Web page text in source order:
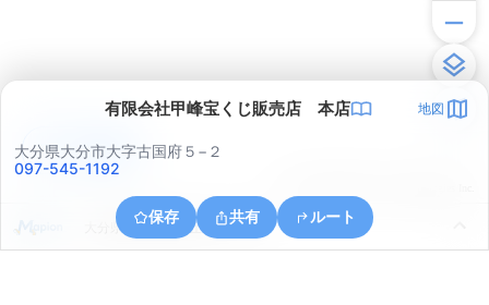
有限会社甲峰宝くじ販売店 本店 地図
大分県大分市大字古国府５−２
097-545-1192
保存 共有 ルート
大分県大分市上野丘２丁目１０
アプリで見る